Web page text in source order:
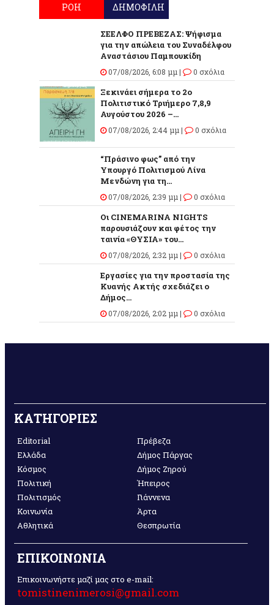
ΡΟΗ ΔΗΜΟΦΙΛΗ
ΣΕΕΛΦΟ ΠΡΕΒΕΖΑΣ: Ψήφισμα
για την απώλεια του Συναδέλφου
Αναστάσιου Παμπουκίδη
07/08/2026, 6:08 μμ | 0 σχόλια
Ξεκινάει σήμερα το 2ο
Πολιτιστικό Τριήμερο 7,8,9
Αυγούστου 2026 –...
07/08/2026, 2:44 μμ | 0 σχόλια
“Πράσινο φως” από την
Υπουργό Πολιτισμού Λίνα
Μενδώνη για τη...
07/08/2026, 2:39 μμ | 0 σχόλια
Οι CINEMARINA NIGHTS
παρουσιάζουν και φέτος την
ταινία «ΘΥΣΙΑ» του...
07/08/2026, 2:32 μμ | 0 σχόλια
Εργασίες για την προστασία της
Κυανής Ακτής σχεδιάζει ο
Δήμος...
07/08/2026, 2:02 μμ | 0 σχόλια
ΚΑΤΗΓΟΡΙΕΣ
Editorial
Ελλάδα
Κόσμος
Πολιτική
Πολιτισμός
Κοινωνία
Αθλητικά
Πρέβεζα
Δήμος Πάργας
Δήμος Ζηρού
Ήπειρος
Γιάννενα
Άρτα
Θεσπρωτία
ΕΠΙΚΟΙΝΩΝΙΑ
Επικοινωνήστε μαζί μας στο e-mail:
tomistinenimerosi@gmail.com